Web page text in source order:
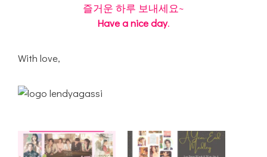
즐거운 하루 보내세요~
Have a nice day.
With love,